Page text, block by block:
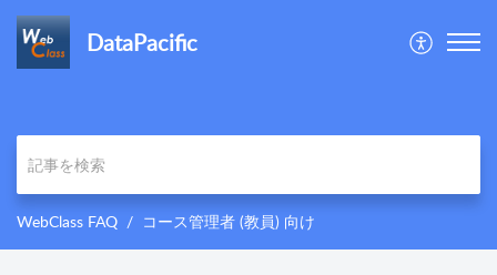
DataPacific
WebClass FAQ コース管理者 (教員) 向け